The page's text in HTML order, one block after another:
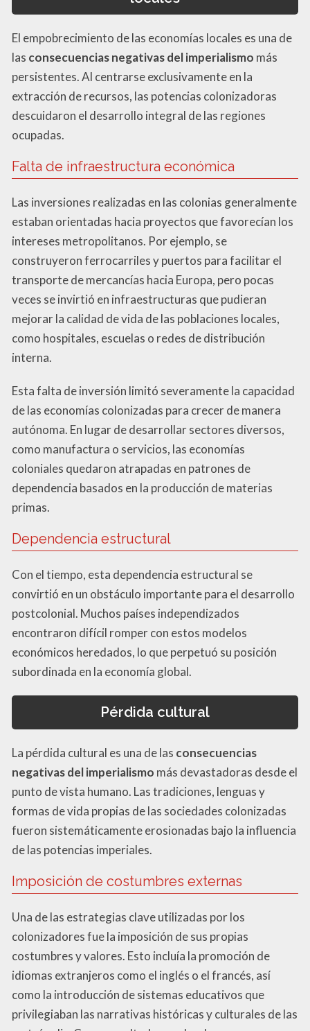
El empobrecimiento de las economías locales es una de
las consecuencias negativas del imperialismo más
persistentes. Al centrarse exclusivamente en la
extracción de recursos, las potencias colonizadoras
descuidaron el desarrollo integral de las regiones
ocupadas.
Falta de infraestructura económica
Las inversiones realizadas en las colonias generalmente
estaban orientadas hacia proyectos que favorecían los
intereses metropolitanos. Por ejemplo, se
construyeron ferrocarriles y puertos para facilitar el
transporte de mercancías hacia Europa, pero pocas
veces se invirtió en infraestructuras que pudieran
mejorar la calidad de vida de las poblaciones locales,
como hospitales, escuelas o redes de distribución
interna.
Esta falta de inversión limitó severamente la capacidad
de las economías colonizadas para crecer de manera
autónoma. En lugar de desarrollar sectores diversos,
como manufactura o servicios, las economías
coloniales quedaron atrapadas en patrones de
dependencia basados en la producción de materias
primas.
Dependencia estructural
Con el tiempo, esta dependencia estructural se
convirtió en un obstáculo importante para el desarrollo
postcolonial. Muchos países independizados
encontraron difícil romper con estos modelos
económicos heredados, lo que perpetuó su posición
subordinada en la economía global.
Pérdida cultural
La pérdida cultural es una de las consecuencias
negativas del imperialismo más devastadoras desde el
punto de vista humano. Las tradiciones, lenguas y
formas de vida propias de las sociedades colonizadas
fueron sistemáticamente erosionadas bajo la influencia
de las potencias imperiales.
Imposición de costumbres externas
Una de las estrategias clave utilizadas por los
colonizadores fue la imposición de sus propias
costumbres y valores. Esto incluía la promoción de
idiomas extranjeros como el inglés o el francés, así
como la introducción de sistemas educativos que
privilegiaban las narrativas históricas y culturales de las